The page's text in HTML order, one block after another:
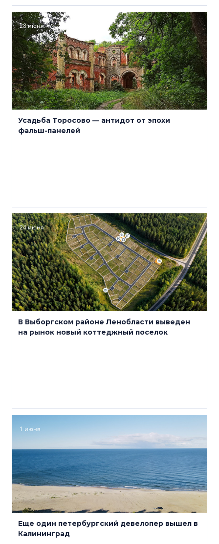
28 июня
Усадьба Торосово — антидот от эпохи
фальш-панелей
24 июня
В Выборгском районе Ленобласти выведен
на рынок новый коттеджный поселок
1 июня
Еще один петербургский девелопер вышел в
Калининград